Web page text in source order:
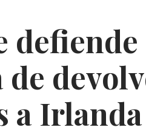
de
a Irlanda